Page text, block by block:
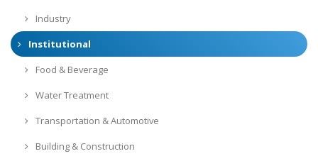
Industry
Institutional
Food & Beverage
Water Treatment
Transportation & Automotive
Building & Construction